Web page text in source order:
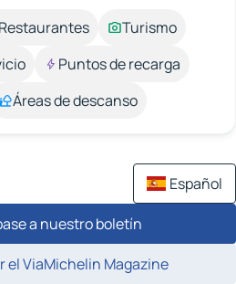
Restaurantes
Turismo
Puntos de recarga
Áreas de descanso
Español
a nuestro boletín
el ViaMichelin Magazine